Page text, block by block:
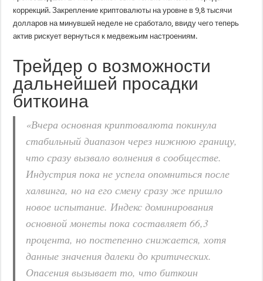
коррекций. Закрепление криптовалюты на уровне в 9,8 тысячи
долларов на минувшей неделе не сработало, ввиду чего теперь
актив рискует вернуться к медвежьим настроениям.
Трейдер о возможности
дальнейшей просадки
биткоина
«Вчера основная криптовалюта покинула
стабильный диапазон через нижнюю границу,
что сразу вызвало волнения в сообществе.
Индустрия пока не успела опомниться после
халвинга, но на его смену сразу же пришло
новое испытание. Индекс доминирования
основной монеты пока составляет 66,3
процента, но постепенно снижается, хотя
данные значения далеки до критических.
Опасения вызывает то, что биткоин